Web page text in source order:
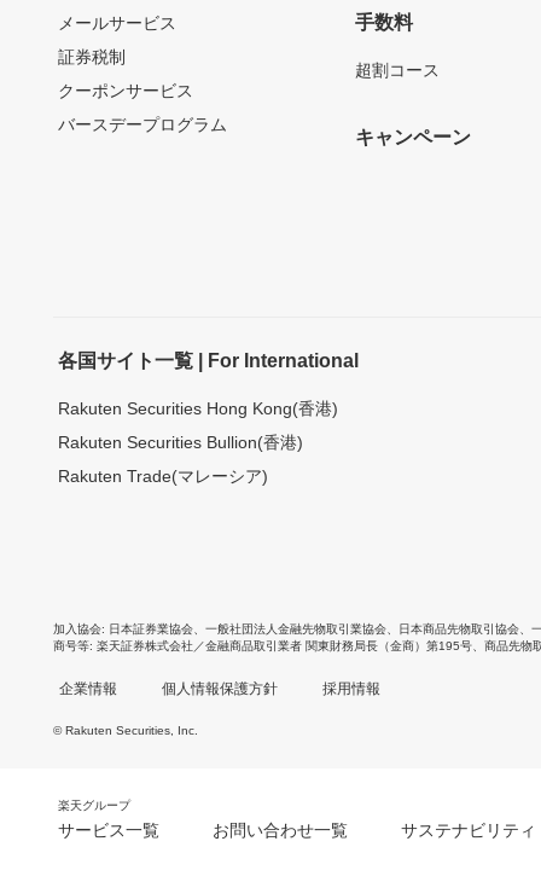
メールサービス
証券税制
クーポンサービス
バースデープログラム
手数料
超割コース
キャンペーン
各国サイト一覧 | For International
Rakuten Securities Hong Kong(香港)
Rakuten Securities Bullion(香港)
Rakuten Trade(マレーシア)
加入協会 日本証券業協会 一般社団法人金融先物取引業協会 日本商品先物取引協会
商号等 楽天証券株式会社／金融商品取引業者 関東財務局長（金商）第195号、商品先物
企業情報 個人情報保護方針 採用情報
© Rakuten Securities, Inc.
楽天グループ
サービス一覧 お問い合わせ一覧 サステナビリティ